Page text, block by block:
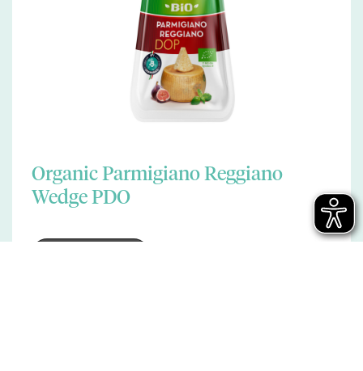
Organic Parmigiano Reggiano
Wedge PDO